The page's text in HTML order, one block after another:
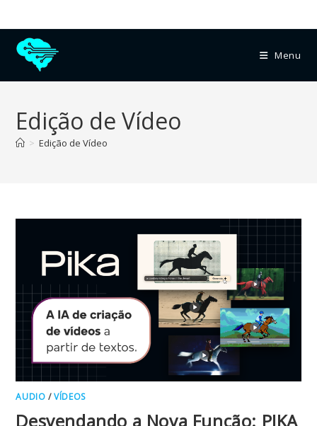
Menu
Edição de Vídeo
> Edição de Vídeo
AUDIO /VÍDEOS
Desvendando a Nova Função: PIKA